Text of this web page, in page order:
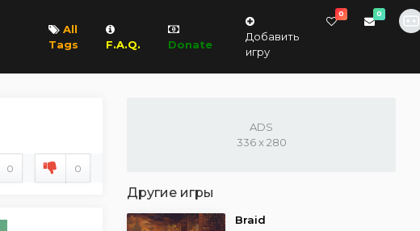
All
Tags
F.A.Q. Donate
Добавить
игру
0 0
0 0
ADS
336 x 280
Другие игры
Braid